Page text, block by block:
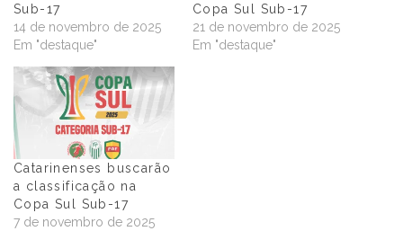
Sub-17
14 de novembro de 2025
Em "destaque"
Copa Sul Sub-17
21 de novembro de 2025
Em "destaque"
Catarinenses buscarão
a classificação na
Copa Sul Sub-17
7 de novembro de 2025